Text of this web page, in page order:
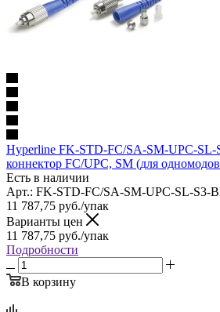
Hyperline FK-STD-FC/SA-SM-UPC-SL-
коннектор FC/UPC, SM (для
Есть в наличии
Арт.: FK-STD-FC/SA-SM-UPC-SL-S3-
11 787,75 руб./упак
Варианты цен
11 787,75 руб./упак
Подробности
В корзину